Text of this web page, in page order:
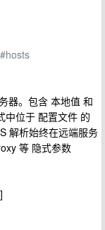
器。包含 本地值 和
中位于 配置文件 的
解析始终在远端服务
等 隐式参数